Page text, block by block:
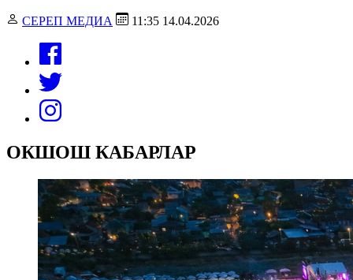
СЕРЕП МЕДИА 11:35 14.04.2026
ОКШОШ КАБАРЛАР